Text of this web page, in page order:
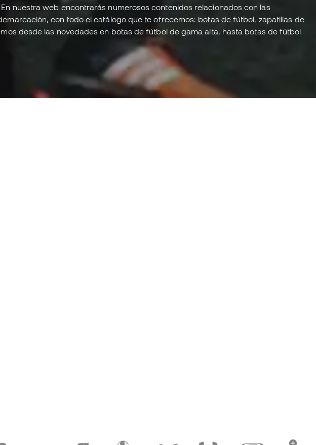
de 2025 👑 | La más usada, la
más vendida y el TOP 3
definitivo
GENERACIÓN!
nuestra web encontrarás numerosos contenidos relacionados con las
con todo el catálogo que te ofrecemos: botas de fútbol, zapatillas de
desde las novedades en botas de fútbol de gama alta, hasta botas de fútbol